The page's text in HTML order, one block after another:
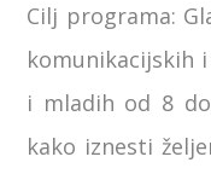
Cilj programa:
komunikacijskih
i mladih od 8
kako iznesti